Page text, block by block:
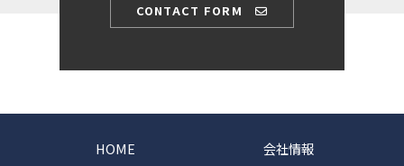
CONTACT FORM
HOME
会社情報